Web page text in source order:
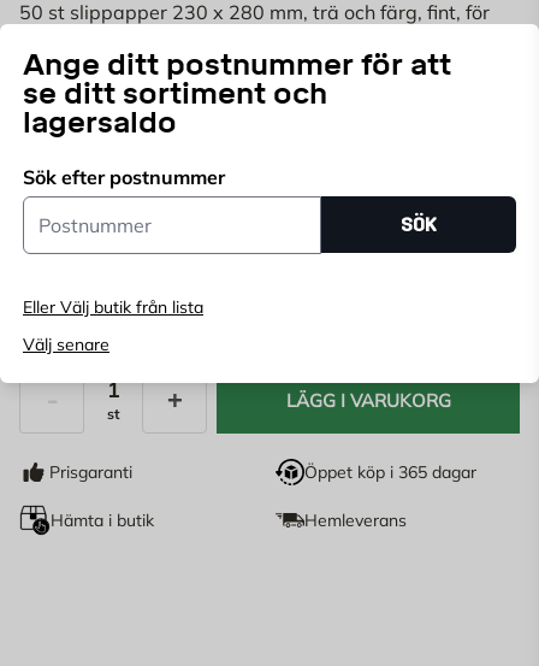
Ange ditt postnummer för att
se ditt sortiment och
lagersaldo
Sök efter postnummer
Postnummer
SÖK
Eller Välj butik från lista
Välj senare
50 st slippapper 230 x 280 mm, trä och färg, fint, för
Välj butik
Köp online, boka leverans i kassan
Angepostnummerför att se lagerstatus
99,95
st
LÄGG I VARUKORG
Prisgaranti Öppet köp i 365 dagar
Hämta i butik Hemleverans